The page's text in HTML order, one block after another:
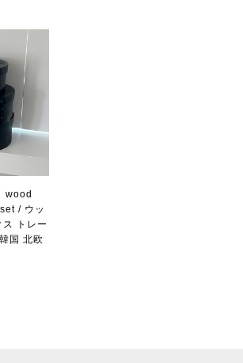
wood
/ ウッ
ス トレー
国 北欧